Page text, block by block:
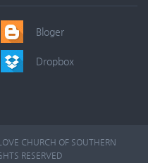
Bloger
Dropbox
CHURCH OF SOUTHERN
RESERVED